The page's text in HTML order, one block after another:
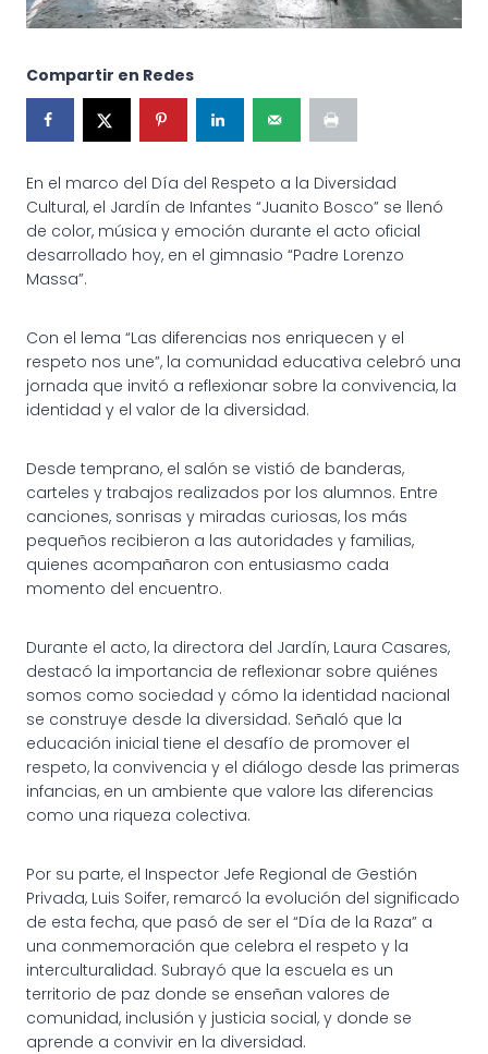
Compartir en Redes
En el marco del Día del Respeto a la Diversidad
Cultural, el Jardín de Infantes “Juanito Bosco” se llenó
de color, música y emoción durante el acto oficial
desarrollado hoy, en el gimnasio “Padre Lorenzo
Massa”.
Con el lema “Las diferencias nos enriquecen y el
respeto nos une”, la comunidad educativa celebró una
jornada que invitó a reflexionar sobre la convivencia, la
identidad y el valor de la diversidad.
Desde temprano, el salón se vistió de banderas,
carteles y trabajos realizados por los alumnos. Entre
canciones, sonrisas y miradas curiosas, los más
pequeños recibieron a las autoridades y familias,
quienes acompañaron con entusiasmo cada
momento del encuentro.
Durante el acto, la directora del Jardín, Laura Casares,
destacó la importancia de reflexionar sobre quiénes
somos como sociedad y cómo la identidad nacional
se construye desde la diversidad. Señaló que la
educación inicial tiene el desafío de promover el
respeto, la convivencia y el diálogo desde las primeras
infancias, en un ambiente que valore las diferencias
como una riqueza colectiva.
Por su parte, el Inspector Jefe Regional de Gestión
Privada, Luis Soifer, remarcó la evolución del significado
de esta fecha, que pasó de ser el “Día de la Raza” a
una conmemoración que celebra el respeto y la
interculturalidad. Subrayó que la escuela es un
territorio de paz donde se enseñan valores de
comunidad, inclusión y justicia social, y donde se
aprende a convivir en la diversidad.